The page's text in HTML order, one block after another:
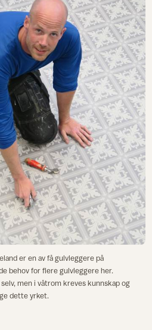
er en av få gulvleggere på
behov for flere gulvleggere her.
men i våtrom kreves kunnskap og
dette yrket.